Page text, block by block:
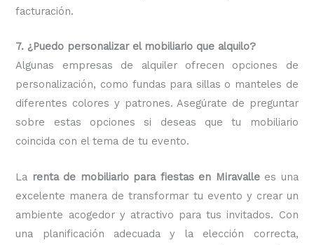
facturación.
7. ¿Puedo personalizar el mobiliario que alquilo?
Algunas empresas de alquiler ofrecen opciones de
personalización, como fundas para sillas o manteles de
diferentes colores y patrones. Asegúrate de preguntar
sobre estas opciones si deseas que tu mobiliario
coincida con el tema de tu evento.
La renta de mobiliario para fiestas en Miravalle es una
excelente manera de transformar tu evento y crear un
ambiente acogedor y atractivo para tus invitados. Con
una planificación adecuada y la elección correcta,